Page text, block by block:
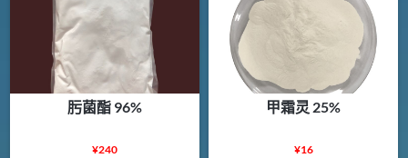
肟菌酯 96%
¥240
甲霜灵 25%
¥16